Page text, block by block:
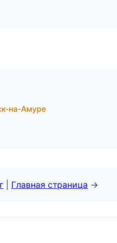
на-Амуре
Главная страница →